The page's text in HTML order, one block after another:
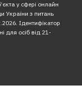
у сфері онлайн
України з питань
Ідентифікатор
для осіб від 21-